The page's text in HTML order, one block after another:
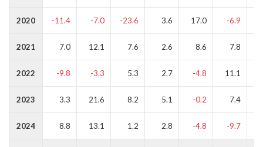
2020 -11.4 -7.0 -23.6 3.6 17.0 -6.9
2021 7.0 12.1 7.6 2.6 8.6 7.8
2022 -9.8 -3.3 5.3 2.7 -4.8 11.1
2023 3.3 21.6 8.2 5.1 -0.2 7.4
2024 8.8 13.1 1.2 2.8 -4.8 -9.7